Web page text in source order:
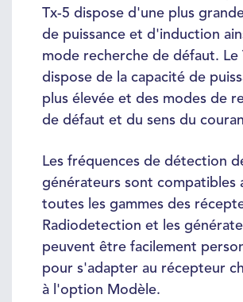
Tx-5 dispose d'une plus
de puissance et d'induction
mode recherche de défaut. Le
dispose de la capacité de
plus élevée et des modes de
de défaut et du sens du
Les fréquences de détection
générateurs sont compatibles
toutes les gammes des
Radiodetection et les
peuvent être facilement
pour s'adapter au récepteur
à l'option Modèle.